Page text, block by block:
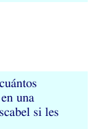
una
si les